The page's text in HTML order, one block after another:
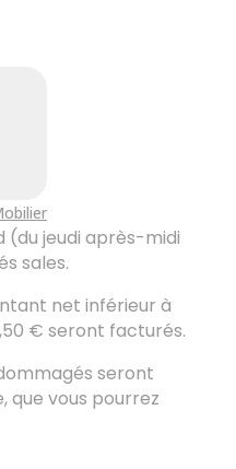
(du jeudi après-midi
sales.
net inférieur à
€ seront facturés.
seront
que vous pourrez